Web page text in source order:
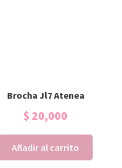
Brocha Jl7 Atenea
$ 20,000
Añadir al carrito